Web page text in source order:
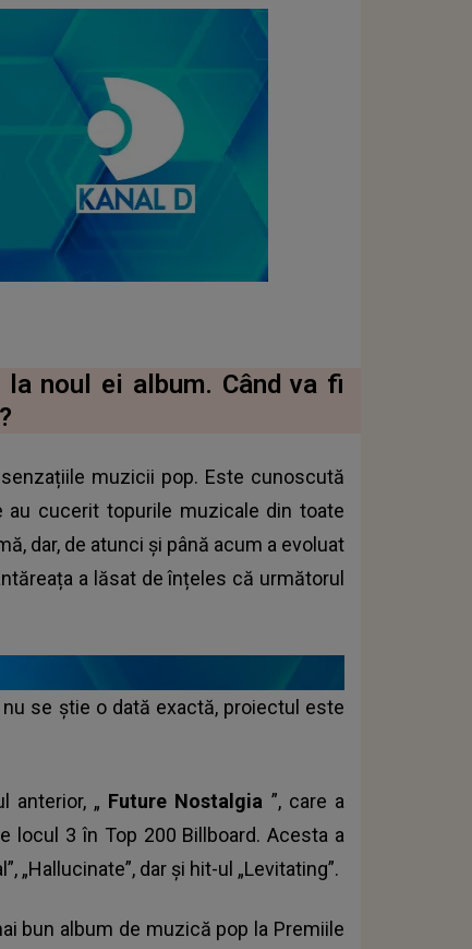
noul ei album. Când va fi
muzicii pop. Este cunoscută
au cucerit topurile muzicale din toate
dar, de atunci și până acum a evoluat
a lăsat de înțeles că următorul
nu se știe o dată exactă, proiectul este
anterior, „ Future Nostalgia ”, care a
locul 3 în Top 200 Billboard. Acesta a
„Hallucinate”, dar și hit-ul „Levitating”.
bun album de muzică pop la Premiile